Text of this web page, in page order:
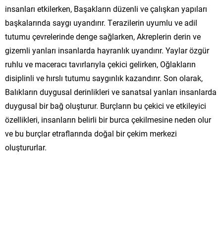
insanları etkilerken, Başakların düzenli ve çalışkan yapıları
başkalarında saygı uyandırır. Terazilerin uyumlu ve adil
tutumu çevrelerinde denge sağlarken, Akreplerin derin ve
gizemli yanları insanlarda hayranlık uyandırır. Yaylar özgür
ruhlu ve maceracı tavırlarıyla çekici gelirken, Oğlakların
disiplinli ve hırslı tutumu saygınlık kazandırır. Son olarak,
Balıkların duygusal derinlikleri ve sanatsal yanları insanlarda
duygusal bir bağ oluşturur. Burçların bu çekici ve etkileyici
özellikleri, insanların belirli bir burca çekilmesine neden olur
ve bu burçlar etraflarında doğal bir çekim merkezi
oluştururlar.